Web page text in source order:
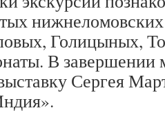
Голицыных,
В завершении
Сергея